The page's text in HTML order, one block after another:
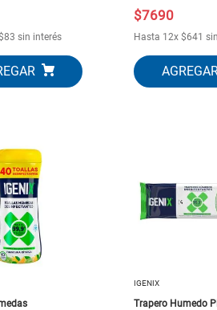
83 sin interés
$7690
Hasta 12x $641
IGENIX
Trapero Humedo